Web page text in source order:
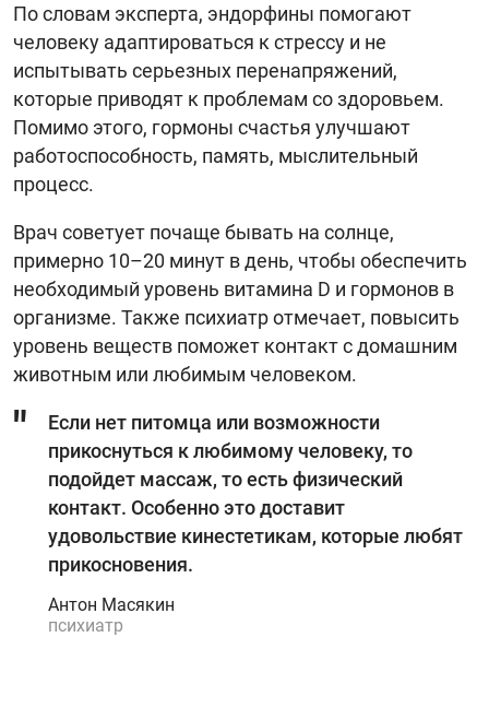
По словам эксперта, эндорфины помогают
человеку адаптироваться к стрессу и не
испытывать серьезных перенапряжений,
которые приводят к проблемам со здоровьем.
Помимо этого, гормоны счастья улучшают
работоспособность, память, мыслительный
процесс.
Врач советует почаще бывать на солнце,
примерно 10–20 минут в день, чтобы обеспечить
необходимый уровень витамина D и гормонов в
организме. Также психиатр отмечает, повысить
уровень веществ поможет контакт с домашним
животным или любимым человеком.
Если нет питомца или возможности
прикоснуться к любимому человеку, то
подойдет массаж, то есть физический
контакт. Особенно это доставит
удовольствие кинестетикам, которые любят
прикосновения.
Антон Масякин
психиатр